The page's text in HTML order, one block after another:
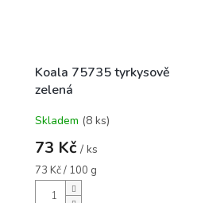
Koala 75735 tyrkysově
zelená
Skladem (8 ks)
73 Kč / ks
Měrná
cena:
73 Kč / 100 g